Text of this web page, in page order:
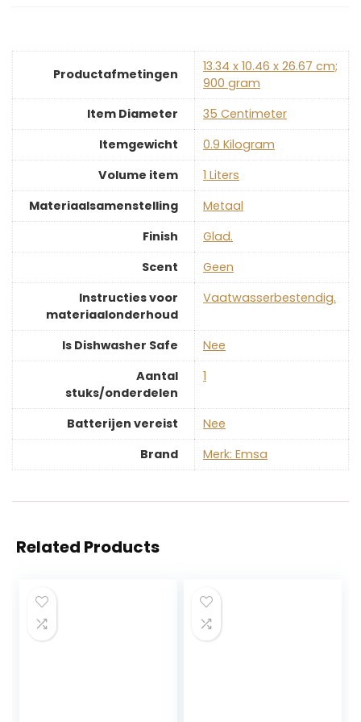
Productafmetingen
‎13.34 x 10.46 x 26.67 cm;
900 gram
Item Diameter
‎35 Centimeter
Itemgewicht
‎0.9 Kilogram
Volume item
‎1 Liters
Materiaalsamenstelling
‎Metaal
Finish
‎Glad.
Scent
‎Geen
Instructies voor
materiaalonderhoud
‎Vaatwasserbestendig.
Is Dishwasher Safe
‎Nee
Aantal
stuks/onderdelen
‎1
Batterijen vereist
‎Nee
Brand
Merk: Emsa
Related Products